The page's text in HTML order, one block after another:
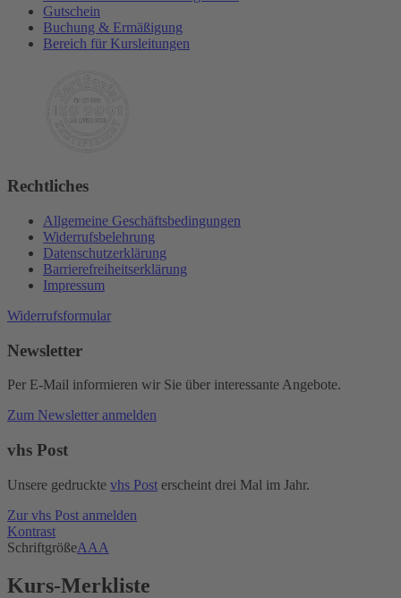
Gutschein
Buchung & Ermäßigung
Bereich für Kursleitungen
Rechtliches
Allgemeine Geschäftsbedingungen
Widerrufsbelehrung
Datenschutzerklärung
Barrierefreiheitserklärung
Impressum
Widerrufsformular
Newsletter
Per E-Mail informieren wir Sie über interessante Angebote.
Zum Newsletter anmelden
vhs Post
Unsere gedruckte vhs Post erscheint drei Mal im Jahr.
Zur vhs Post anmelden
Kontrast
SchriftgrößeAAA
Kurs-Merkliste